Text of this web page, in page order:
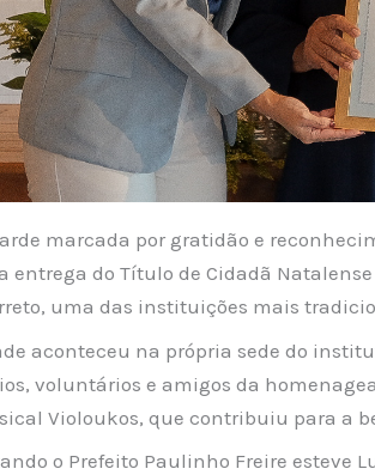
marcada por gratidão e
entrega do Título de Cidadã
uma das instituições mais
aconteceu na própria sede do
voluntários e amigos da
Violoukos, que contribuiu para a
o Prefeito Paulinho Freire